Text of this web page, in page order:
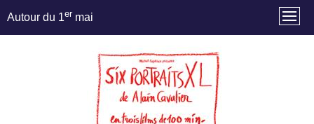
Autour du 1er mai